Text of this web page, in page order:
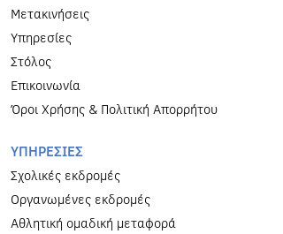
Μετακινήσεις
Υπηρεσίες
Στόλος
Επικοινωνία
Όροι Χρήσης & Πολιτική Απορρήτου
ΥΠΗΡΕΣΙΕΣ
Σχολικές εκδρομές
Οργανωμένες εκδρομές
Αθλητική ομαδική μεταφορά